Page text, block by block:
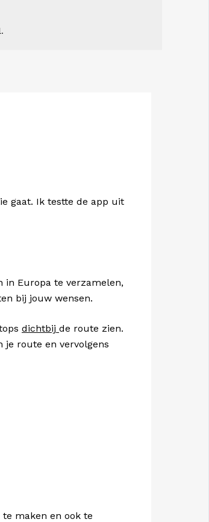
gaat. Ik testte de app uit
in Europa te verzamelen,
bij jouw wensen.
dichtbij de route zien.
je route en vervolgens
maken en ook te